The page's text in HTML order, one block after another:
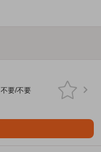
不要/不要